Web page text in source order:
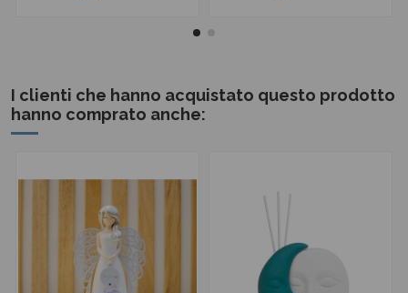
I clienti che hanno acquistato questo prodotto
hanno comprato anche: